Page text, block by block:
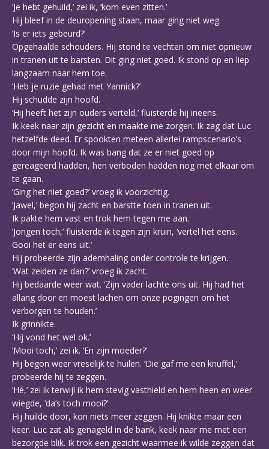
‘Je hebt gehuild,’ zei ik, ‘kom even zitten.’
Hij bleef in de deuropening staan, maar ging niet weg.
‘Is er iets gebeurd?’
Opgehaalde schouders. Hij stond te vechten om niet opnieuw
in tranen uit te barsten. Dit ging niet goed. Ik stond op en liep
langzaam naar hem toe.
‘Heb je ruzie gehad met Yannick?’
Hij schudde zijn hoofd.
‘Hij heeft het zijn ouders verteld,’ fluisterde hij ineens.
Ik keek naar zijn gezicht en maakte me zorgen. Ik zag dat Luc
hetzelfde deed. Er spookten meteen allerlei rampscenario’s
door mijn hoofd. Ik was bang dat ze er niet goed op
gereageerd hadden, hen verboden hadden nog met elkaar om
te gaan.
‘Ging het niet goed?’ vroeg ik voorzichtig.
‘Jawel,’ begon hij zacht en barstte toen in tranen uit.
Ik pakte hem vast en trok hem tegen me aan.
‘Jongen toch,’ fluisterde ik tegen zijn kruin, ‘vertel het eens.
Gooi het er eens uit.’
Hij probeerde zijn ademhaling onder controle te krijgen.
‘Wat zeiden ze dan?’ vroeg ik zacht.
Hij bedaarde weer wat. ‘Zijn vader lachte ons uit. Hij had het
allang door en moest lachen om onze pogingen om het
verborgen te houden.’
Ik grinnikte.
‘Hij vond het wel ok.’
‘Mooi toch,’ zei ik. ‘En zijn moeder?’
Hij begon weer vreselijk te huilen. ‘Die gaf me een knuffel,’
probeerde hij te zeggen.
‘Hé,’ zei ik terwijl ik hem stevig vasthield en hem heen en weer
wiegde, ‘da’s toch mooi?’
Hij huilde door, kon niets meer zeggen. Hij knikte maar een
keer. Luc zat als genageld in de bank, keek naar me met een
bezorgde blik. Ik trok een gezicht waarmee ik wilde zeggen dat